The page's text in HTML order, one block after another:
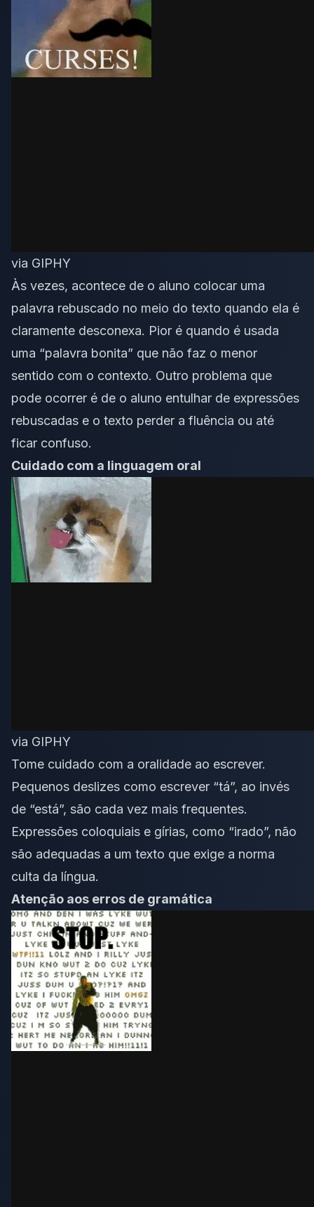
via GIPHY
Às vezes, acontece de o aluno colocar uma
palavra rebuscado no meio do texto quando ela é
claramente desconexa. Pior é quando é usada
uma “palavra bonita” que não faz o menor
sentido com o contexto. Outro problema que
pode ocorrer é de o aluno entulhar de expressões
rebuscadas e o texto perder a fluência ou até
ficar confuso.
Cuidado com a linguagem oral
via GIPHY
Tome cuidado com a oralidade ao escrever.
Pequenos deslizes como escrever “tá”, ao invés
de “está”, são cada vez mais frequentes.
Expressões coloquiais e gírias, como “irado”, não
são adequadas a um texto que exige a norma
culta da língua.
Atenção aos erros de gramática